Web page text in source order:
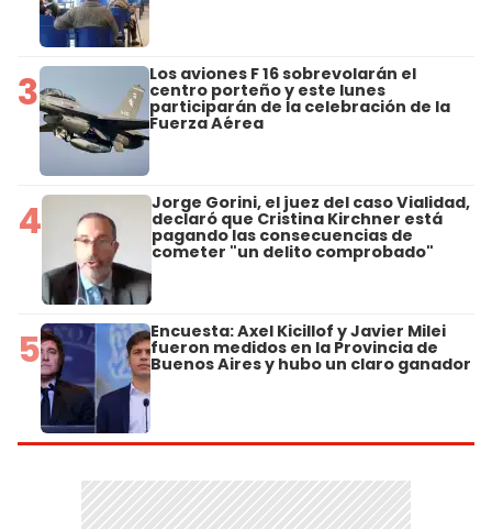
3 Los aviones F 16 sobrevolarán el
centro porteño y este lunes
participarán de la celebración de la
Fuerza Aérea
4 Jorge Gorini, el juez del caso Vialidad,
declaró que Cristina Kirchner está
pagando las consecuencias de
cometer "un delito comprobado"
5 Encuesta: Axel Kicillof y Javier Milei
fueron medidos en la Provincia de
Buenos Aires y hubo un claro ganador